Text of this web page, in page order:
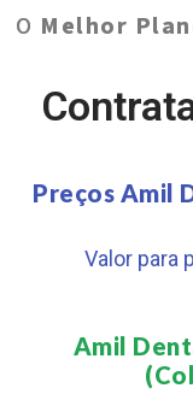
O Melhor
Preços Amil
Valor para
Amil